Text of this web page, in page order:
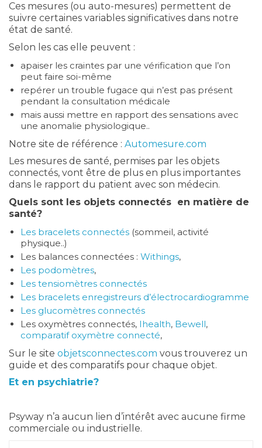
Ces mesures (ou auto-mesures) permettent de
suivre certaines variables significatives dans notre
état de santé.
Selon les cas elle peuvent :
apaiser les craintes par une vérification que l’on
peut faire soi-même
repérer un trouble fugace qui n’est pas présent
pendant la consultation médicale
mais aussi mettre en rapport des sensations avec
une anomalie physiologique..
Notre site de référence : Automesure.com
Les mesures de santé, permises par les objets
connectés, vont être de plus en plus importantes
dans le rapport du patient avec son médecin.
Quels sont les objets connectés en matière de
santé?
Les bracelets connectés (sommeil, activité
physique..)
Les balances connectées : Withings,
Les podomètres,
Les tensiomètres connectés
Les bracelets enregistreurs d’électrocardiogramme
Les glucomètres connectés
Les oxymètres connectés, Ihealth, Bewell,
comparatif oxymètre connecté,
Sur le site objetsconnectes.com vous trouverez un
guide et des comparatifs pour chaque objet.
Et en psychiatrie?
Psyway n’a aucun lien d’intérêt avec aucune firme
commerciale ou industrielle.